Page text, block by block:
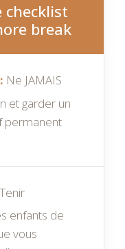
checklist
break
Ne JAMAIS
et garder un
permanent
Tenir
enfants de
vous